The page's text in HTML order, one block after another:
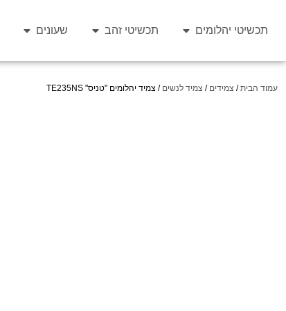
תכשיטי יהלומים תכשיטי זהב שעונים
עמוד הבית/ צמידים / צמיד לנשים / צמיד יהלומים "טניס" TE235NS